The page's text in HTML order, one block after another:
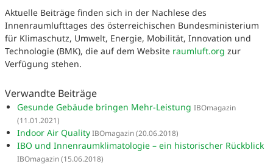
Aktuelle Beiträge finden sich in der Nachlese des
Innenraumlufttages des österreichischen Bundesministerium
für Klimaschutz, Umwelt, Energie, Mobilität, Innovation und
Technologie (BMK), die auf dem Website raumluft.org zur
Verfügung stehen.
Verwandte Beiträge
Gesunde Gebäude bringen Mehr-Leistung IBOmagazin
(11.01.2021)
Indoor Air QualityIBOmagazin(20.06.2018)
IBO und Innenraumklimatologie – ein historischer Rückblick
IBOmagazin(15.06.2018)